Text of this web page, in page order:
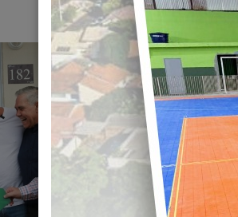
Entrega de 103
População.
Olá amigos e
Ontem foi dia de
Município, onde
representantes
especial na